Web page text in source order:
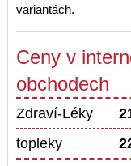
variantách.
Ceny v
obchodech
Zdraví-Léky
topleky